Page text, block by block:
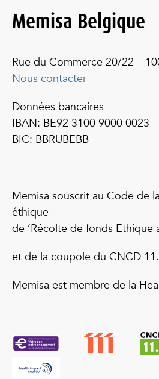
Memisa Belgique
Rue du Commerce 20/22 –
Nous contacter
Données bancaires
IBAN: BE92 3100 9000 0023
BIC: BBRUBEBB
Memisa souscrit au Code de
éthique
de ‘Récolte de fonds Ethique
et de la coupole du CNCD
Memisa est membre de la